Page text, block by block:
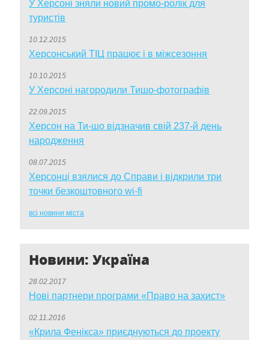
У Херсоні зняли новий промо-ролік для
туристів
10.12.2015
Херсонський ТІЦ працює і в міжсезоння
10.10.2015
У Херсоні нагородили Тишо-фотографів
22.09.2015
Херсон на Ти-шо відзначив свій 237-й день
народження
08.07.2015
Херсонці взялися до Справи і відкрили три
точки безкоштовного wi-fi
всі новини міста
Новини: Україна
28.02.2017
Нові партнери програми «Право на захист»
02.11.2016
«Крила Фенікса» приєднуються до проекту